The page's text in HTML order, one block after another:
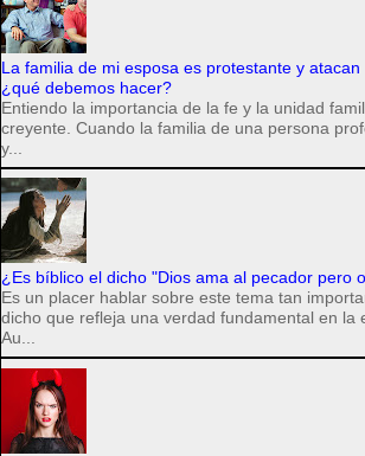
La familia de mi esposa es protestante y atacan
¿qué debemos hacer?
Entiendo la importancia de la fe y la unidad
creyente. Cuando la familia de una persona
y...
¿Es bíblico el dicho "Dios ama al pecador pero
Es un placer hablar sobre este tema tan
dicho que refleja una verdad fundamental en la
Au...